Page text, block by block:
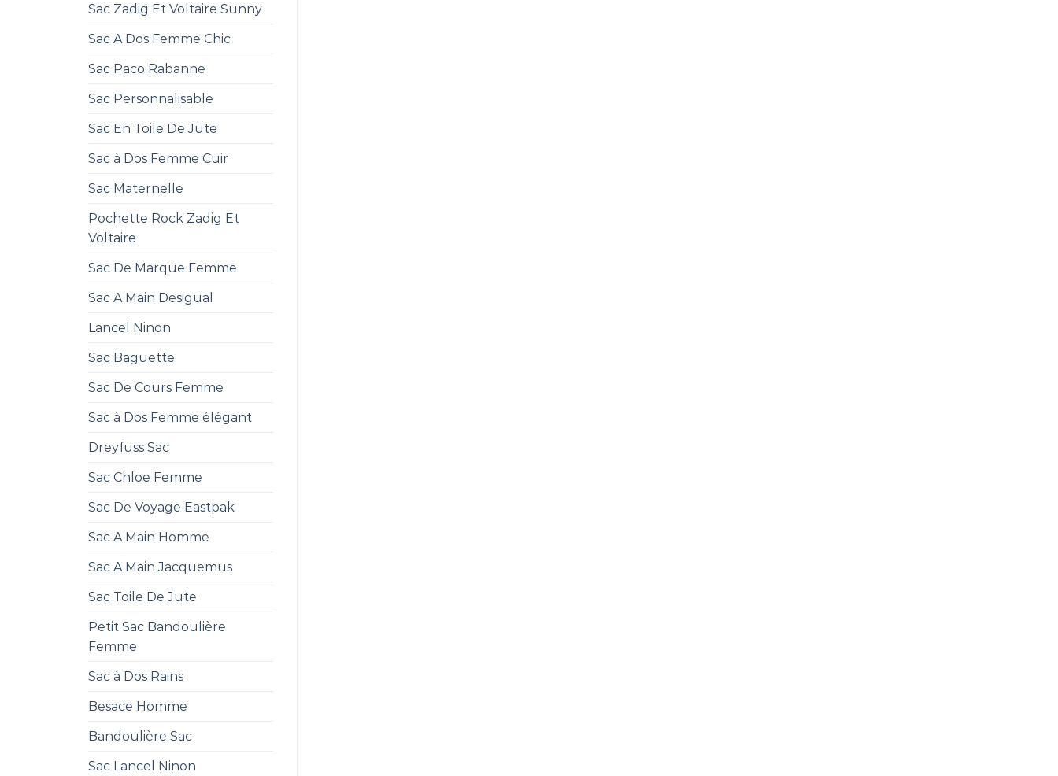
Sac Zadig Et Voltaire Sunny
Sac A Dos Femme Chic
Sac Paco Rabanne
Sac Personnalisable
Sac En Toile De Jute
Sac à Dos Femme Cuir
Sac Maternelle
Pochette Rock Zadig Et
Voltaire
Sac De Marque Femme
Sac A Main Desigual
Lancel Ninon
Sac Baguette
Sac De Cours Femme
Sac à Dos Femme élégant
Dreyfuss Sac
Sac Chloe Femme
Sac De Voyage Eastpak
Sac A Main Homme
Sac A Main Jacquemus
Sac Toile De Jute
Petit Sac Bandoulière
Femme
Sac à Dos Rains
Besace Homme
Bandoulière Sac
Sac Lancel Ninon